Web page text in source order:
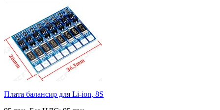
Плата балансир для Li-ion, 8S